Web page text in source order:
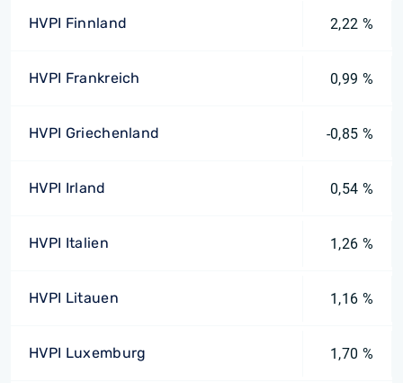
HVPI Finnland 2,22 %
HVPI Frankreich 0,99 %
HVPI Griechenland -0,85 %
HVPI Irland 0,54 %
HVPI Italien 1,26 %
HVPI Litauen 1,16 %
HVPI Luxemburg 1,70 %